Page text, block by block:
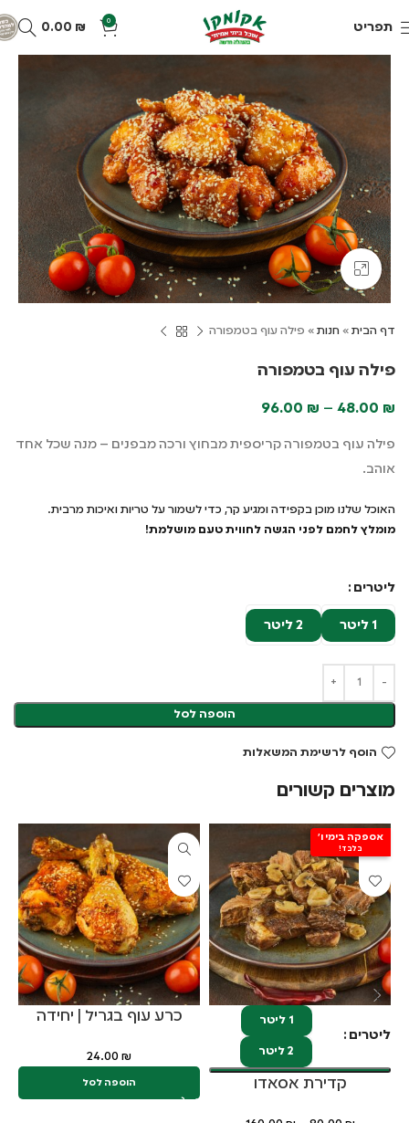
תפריט 0
0.00 ₪
Click to enlarge
דף הבית » חנות » פילה עוף בטמפורה
פילה עוף בטמפורה
48.00 ₪
–
96.00 ₪
פילה עוף בטמפורה קריספית מבחוץ ורכה מבפנים – מנה שכל אחד
אוהב.
האוכל שלנו מוכן בקפידה ומגיע קר, כדי לשמור על טריות ואיכות מרבית.
מומלץ לחמם לפני הגשה לחווית טעם מושלמת!
ליטרים
1 ליטר 2 ליטר
הוספה לסל
הוסף לרשימת המשאלות
מוצרים קשורים
אספקה בימי ו'
בלבד!
ליטרים
1 ליטר
2 ליטר
קדירת אסאדו
כרע עוף בגריל | יחידה
24.00 ₪
הוספה לסל